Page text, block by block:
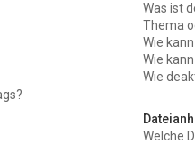
Was ist
Thema
Wie
Wie
Wie
Welche